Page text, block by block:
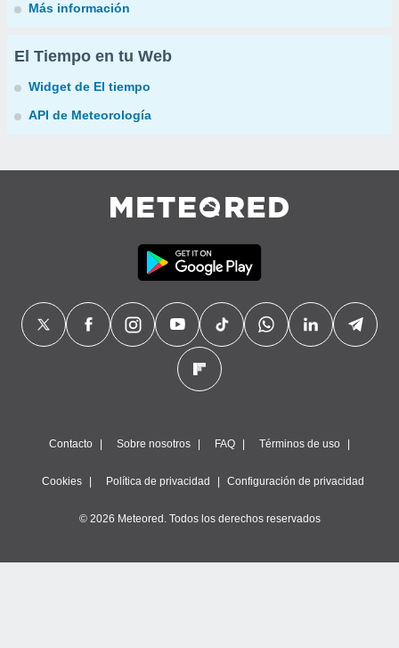
Más información
El Tiempo en tu Web
Widget de El tiempo
API de Meteorología
Contacto Sobre nosotros FAQ Términos de uso
Cookies Política de privacidad Configuración de privacidad
© 2026 Meteored. Todos los derechos reservados